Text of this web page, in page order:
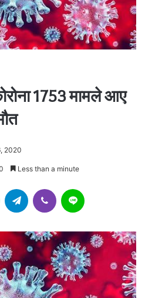
1753 मामले आए
2020
Less than a minute
WhatsAppTelegram Viber